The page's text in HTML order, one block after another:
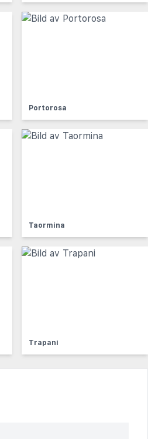
Portorosa
Taormina
Trapani